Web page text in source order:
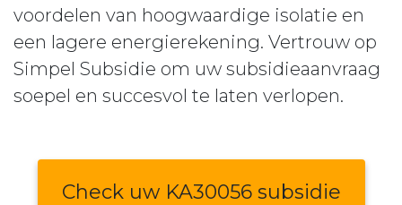
voordelen van hoogwaardige isolatie en
een lagere energierekening. Vertrouw op
Simpel Subsidie om uw subsidieaanvraag
soepel en succesvol te laten verlopen.
Check uw KA30056 subsidie